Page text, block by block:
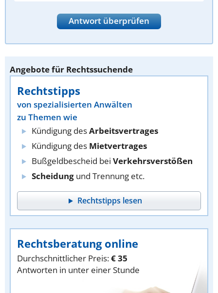
Antwort überprüfen
Angebote für Rechtssuchende
Rechtstipps
von spezialisierten Anwälten
zu Themen wie
Kündigung desArbeitsvertrages
Kündigung des Mietvertrages
Bußgeldbescheid bei Verkehrsverstößen
Scheidung und Trennung etc.
Rechtstipps lesen
Rechtsberatung online
Durchschnittlicher Preis:€ 35
Antworten in unter einer Stunde